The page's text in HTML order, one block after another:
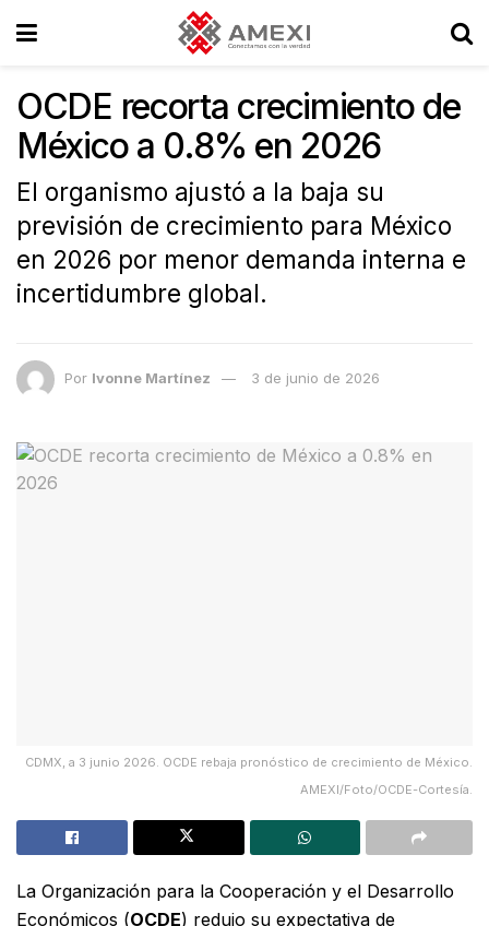
OCDE recorta crecimiento de
México a 0.8% en 2026
El organismo ajustó a la baja su
previsión de crecimiento para México
en 2026 por menor demanda interna e
incertidumbre global.
Por Ivonne Martínez 3 de junio de 2026
CDMX, a 3 junio 2026. OCDE rebaja pronóstico de crecimiento de México.
AMEXI/Foto/OCDE-Cortesía.
La Organización para la Cooperación y el Desarrollo
Económicos (OCDE) redujo su expectativa de